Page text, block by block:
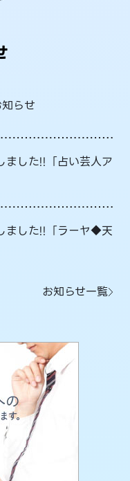
らせ
ました!!「占い芸人ア
ました!!「ラーヤ◆天
お知らせ一覧